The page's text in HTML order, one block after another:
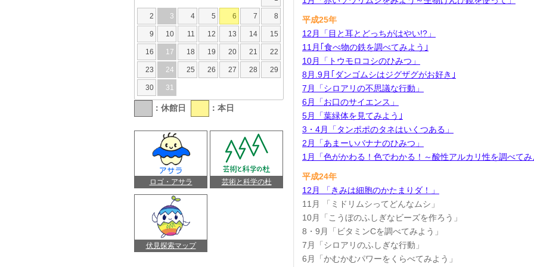
平成25年
12月「目と耳とどっちがはやい!?」
11月｢食べ物の鉄を調べてみよう｣
10月「トウモロコシのひみつ」
8月.9月｢ダンゴムシはジグザグがお好き｣
7月「シロアリの不思議な行動」
6月「お口のサイエンス」
5月「葉緑体を見てみよう｣
3・4月「タンポポのタネはいくつある」
2月「あまーいバナナのひみつ」
1月「色がかわる！色でわかる！～酸性アルカリ性を調べて
平成24年
12月 「きみは細胞のかたまりダ！」
11月 「ミドリムシってどんなムシ」
10月「こうぼのふしぎなビーズを作ろう」
8・9月「ビタミンCを調べてみよう」
7月「シロアリのふしぎな行動」
6月「かむかむパワーをくらべてみよう」
2 3 4 5 6 7 8
9 10 11 12 13 14 15
16 17 18 19 20 21 22
23 24 25 26 27 28 29
30 31
：休館日 ：本日
ロゴ・アサラ 芸術と科学の杜
伏見探索マップ